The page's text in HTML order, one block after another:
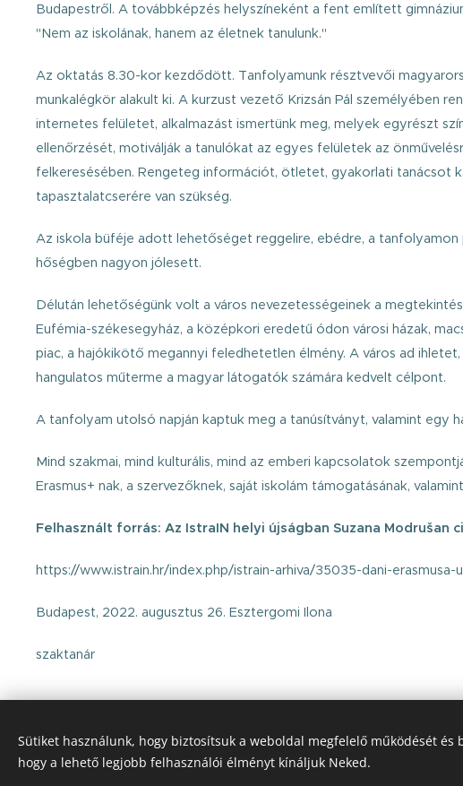
Budapestről. A továbbképzés helyszíneként a fent említett
"Nem az iskolának, hanem az életnek tanulunk."
Az oktatás 8.30-kor kezdődött. Tanfolyamunk résztvevői
munkalégkör alakult ki. A kurzust vezető Krizsán Pál személyében
internetes felületet, alkalmazást ismertünk meg, melyek egyrészt
ellenőrzését, motiválják a tanulókat az egyes felületek az
felkeresésében. Rengeteg információt, ötletet, gyakorlati tanácsot
tapasztalatcserére van szükség.
Az iskola büféje adott lehetőséget reggelire, ebédre, a
hőségben nagyon jólesett.
Délután lehetőségünk volt a város nevezetességeinek a
Eufémia-székesegyház, a középkori eredetű ódon városi házak,
piac, a hajókikötő megannyi feledhetetlen élmény. A város ad
hangulatos műterme a magyar látogatók számára kedvelt célpont.
A tanfolyam utolsó napján kaptuk meg a tanúsítványt, valamint egy
Mind szakmai, mind kulturális, mind az emberi kapcsolatok
Erasmus+ nak, a szervezőknek, saját iskolám támogatásának,
Felhasznált forrás: Az IstraIN helyi újságban Suzana Modrušan
https://www.istrain.hr/index.php/istrain-arhiva/35035-dani-
Budapest, 2022. augusztus 26. Esztergomi Ilona
szaktanár
Sütiket használunk, hogy biztosítsuk a weboldal megfelelő működését és
hogy a lehető legjobb felhasználói élményt kínáljuk Neked.